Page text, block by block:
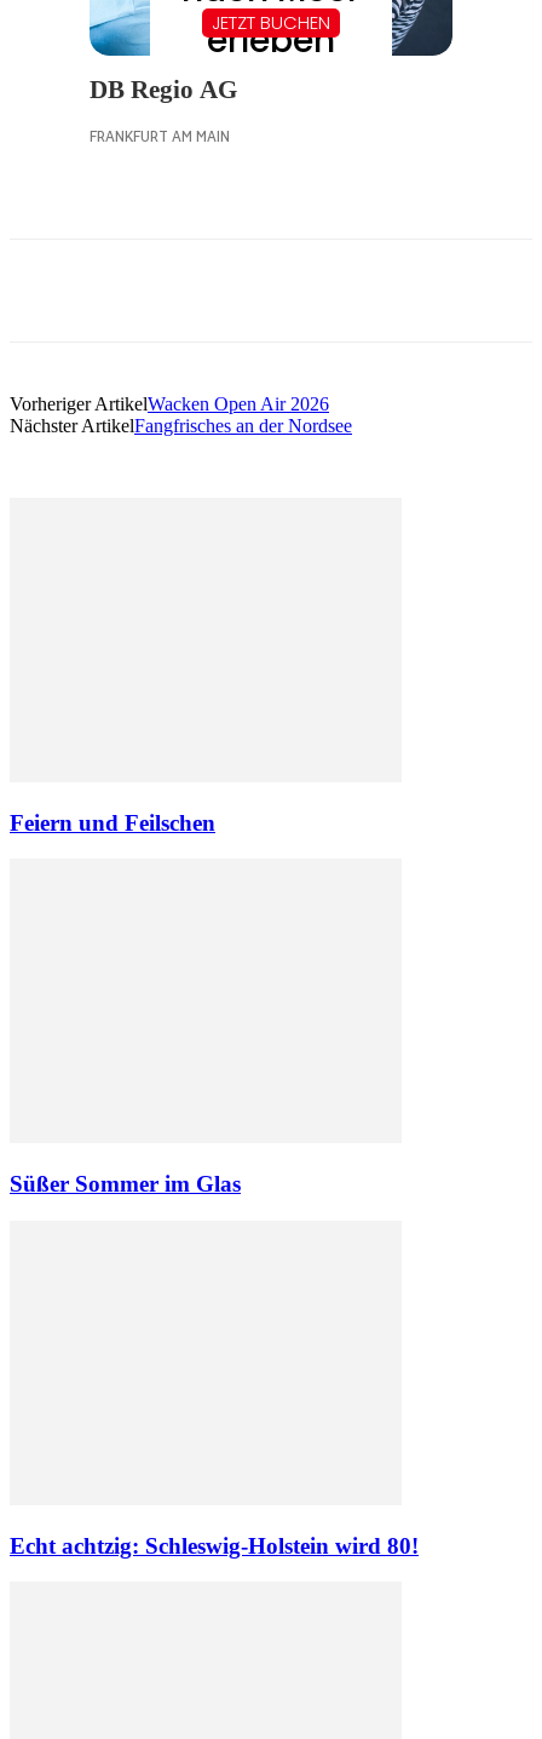
Vorheriger ArtikelWacken Open Air 2026
Nächster ArtikelFangfrisches an der Nordsee
Feiern und Feilschen
Süßer Sommer im Glas
Echt achtzig: Schleswig-Holstein wird 80!